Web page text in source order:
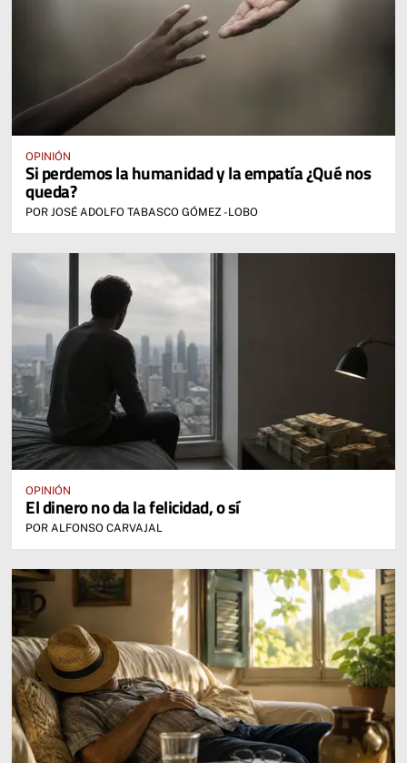
OPINIÓN
Si perdemos la humanidad y la empatía ¿Qué nos
queda?
POR JOSÉ ADOLFO TABASCO GÓMEZ -LOBO
OPINIÓN
El dinero no da la felicidad, o sí
POR ALFONSO CARVAJAL